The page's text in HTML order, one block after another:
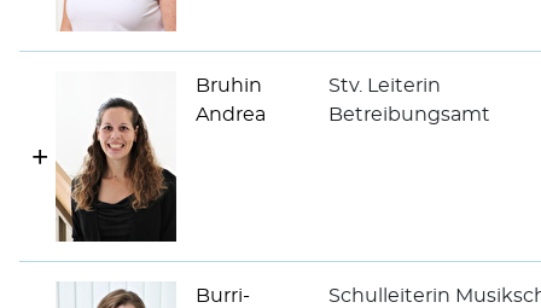
Bruhin
Andrea
Stv. Leiterin
Betreibungsamt
Burri-
Schulleiterin